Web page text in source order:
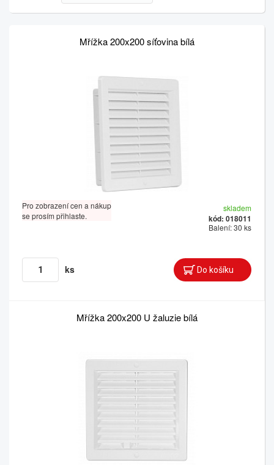
Mřížka 200x200 síťovina bílá
Pro zobrazení cen a nákup
se prosím přihlaste.
skladem
kód: 018011
Balení: 30 ks
ks
Mřížka 200x200 U žaluzie bílá